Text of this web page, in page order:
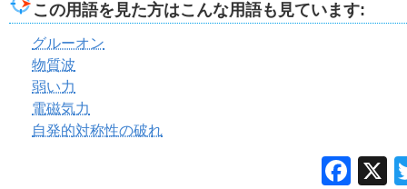
この用語を見た方はこんな用語も見ています:
グルーオン
物質波
弱い力
電磁気力
自発的対称性の破れ